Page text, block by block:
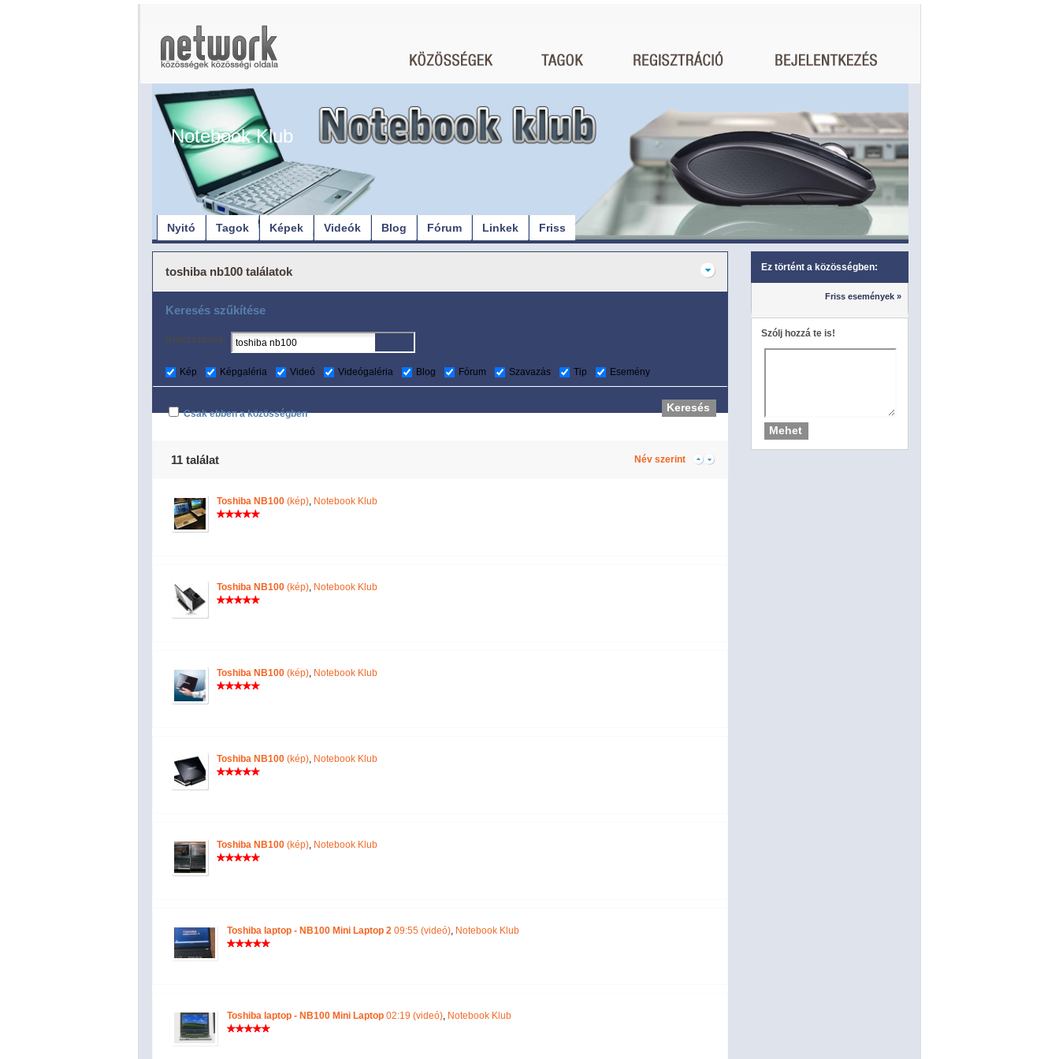
Notebook Klub
Nyitó Tagok Képek Videók Blog Fórum Linkek Friss
toshiba nb100 találatok
Keresés szűkítése
Kulcsszavak:
Kép Képgaléria Videó Videógaléria Blog Fórum Szavazás Tip Esemény
Csak ebben a közösségben
11 találat Név szerint
Toshiba NB100 (kép), Notebook Klub
Toshiba NB100 (kép), Notebook Klub
Toshiba NB100 (kép), Notebook Klub
Toshiba NB100 (kép), Notebook Klub
Toshiba NB100 (kép), Notebook Klub
Toshiba laptop - NB100 Mini Laptop 2 09:55 (videó), Notebook Klub
Toshiba laptop - NB100 Mini Laptop 02:19 (videó), Notebook Klub
Ez történt a közösségben:
Friss események »
Szólj hozzá te is!